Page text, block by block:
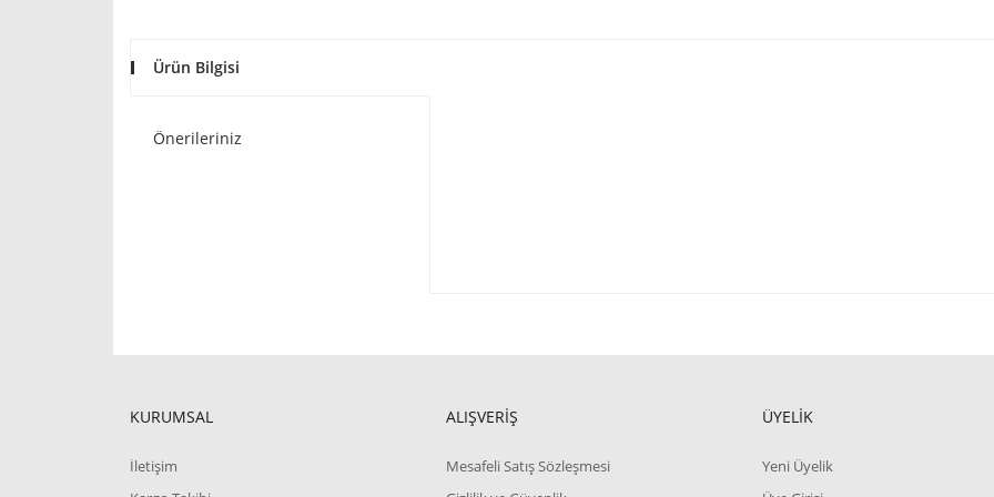
Ürün Bilgisi
Önerileriniz
KURUMSAL
İletişim
ALIŞVERİŞ
Mesafeli Satış Sözleşmesi
ÜYELİK
Yeni Üyelik